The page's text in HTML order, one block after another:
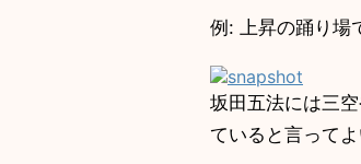
例: 上昇の踊り場
坂田五法には三
ていると言ってよ